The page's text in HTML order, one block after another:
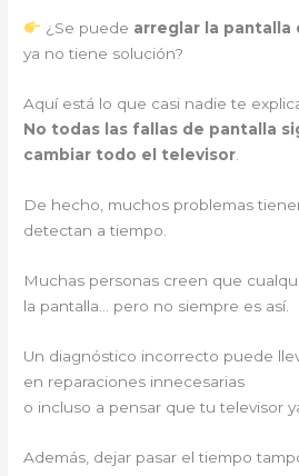
¿Se puede arreglar la pantalla
ya no tiene solución?
Aquí está lo que casi nadie te
No todas las fallas de pantalla
cambiar todo el televisor
De hecho, muchos problemas
detectan a tiempo.
Muchas personas creen que
la pantalla… pero no siempre es así.
Un diagnóstico incorrecto puede
en reparaciones innecesarias
o incluso a pensar que tu televisor
Además, dejar pasar el tiempo